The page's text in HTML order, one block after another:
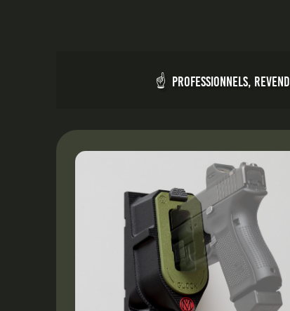
☝ PROFESSIONNELS,